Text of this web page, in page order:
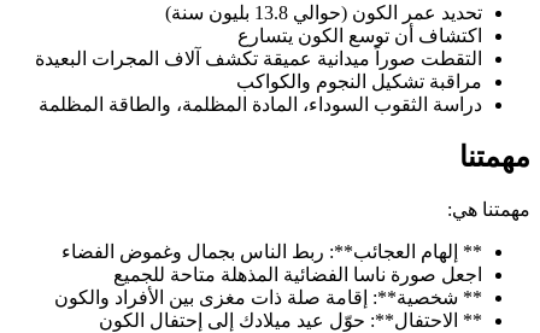
تحديد عمر الكون (حوالي 13.8 بليون سنة)
اكتشاف أن توسع الكون يتسارع
التقطت صوراً ميدانية عميقة تكشف آلاف المجرات البعيدة
مراقبة تشكيل النجوم والكواكب
دراسة الثقوب السوداء، المادة المظلمة، والطاقة المظلمة
مهمتنا
مهمتنا هي:
** إلهام العجائب**: ربط الناس بجمال وغموض الفضاء
اجعل صورة ناسا الفضائية المذهلة متاحة للجميع
** شخصية**: إقامة صلة ذات مغزى بين الأفراد والكون
** الاحتفال**: حوّل عيد ميلادك إلى إحتفال الكون